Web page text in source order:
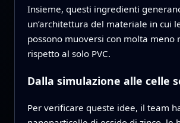
Insieme, questi ingredienti
un’architettura del materiale in cui
possono muoversi con molta meno
rispetto al solo PVC.
Dalla simulazione alle celle
Per verificare queste idee, il team